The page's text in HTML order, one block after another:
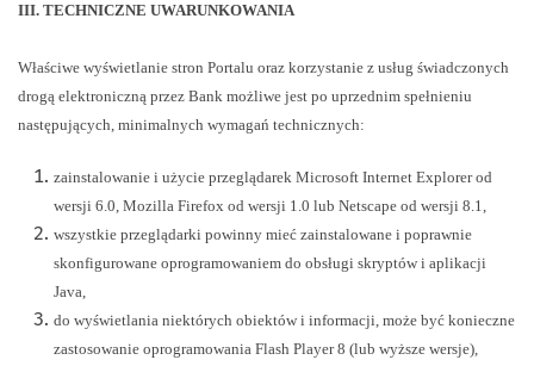
III. TECHNICZNE UWARUNKOWANIA
Właściwe wyświetlanie stron Portalu oraz korzystanie z usług świadczonych
drogą elektroniczną przez Bank możliwe jest po uprzednim spełnieniu
następujących, minimalnych wymagań technicznych:
zainstalowanie i użycie przeglądarek Microsoft Internet Explorer od
wersji 6.0, Mozilla Firefox od wersji 1.0 lub Netscape od wersji 8.1,
wszystkie przeglądarki powinny mieć zainstalowane i poprawnie
skonfigurowane oprogramowaniem do obsługi skryptów i aplikacji
Java,
do wyświetlania niektórych obiektów i informacji, może być konieczne
zastosowanie oprogramowania Flash Player 8 (lub wyższe wersje),